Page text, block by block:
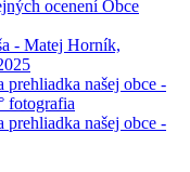
ocenení Obce
- Matej Horník,
prehliadka našej obce -
fotografia
prehliadka našej obce -